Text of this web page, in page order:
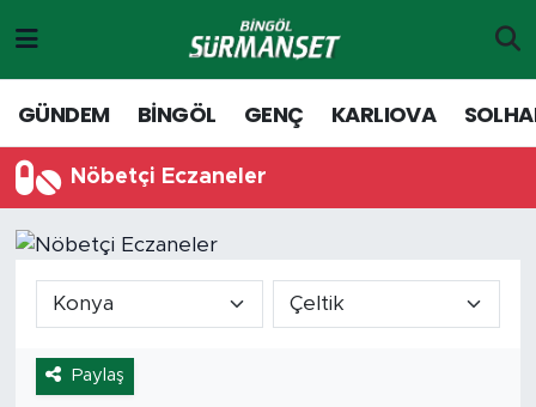
GÜNDEM BİNGÖL GENÇ KARLIOVA
Nöbetçi Eczaneler
Paylaş
Genç
Solhan
Adaklı-Kiğı
Yayladere-Yedisu
Merkez Hava Durumu
Merkez Trafik Yoğunluk Haritası
Tüm Manşetler
Son Dakika Haberleri